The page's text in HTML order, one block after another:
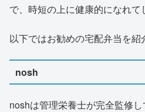
で、時短の上に健康的になれて
以下ではお勧めの宅配弁当を紹
nosh
noshは管理栄養士が完全監修